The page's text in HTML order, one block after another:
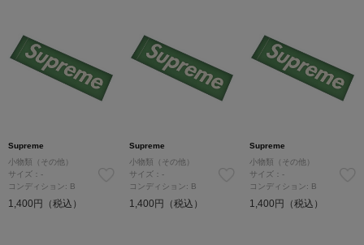
Supreme
小物類（その他）
サイズ：-
コンディション: B
1,400円（税込）
Supreme
小物類（その他）
サイズ：-
コンディション: B
1,400円（税込）
Supreme
小物類（その他）
サイズ：-
コンディション: B
1,400円（税込）